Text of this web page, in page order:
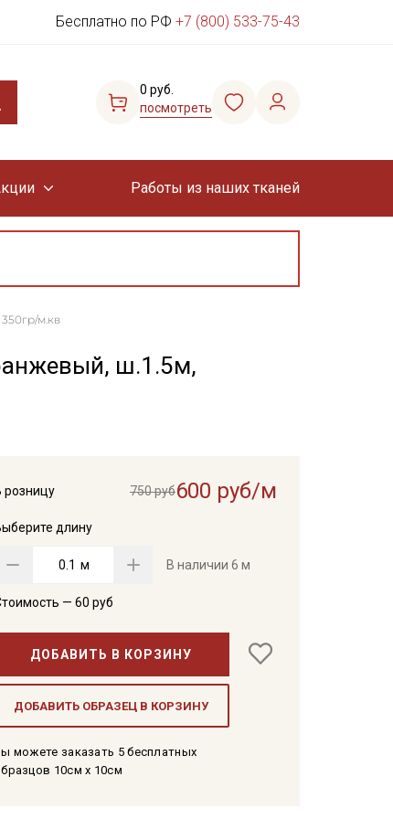
Бесплатно по РФ +7 (800) 533-75-43
0 руб.
посмотреть
Работы из наших тканей
м.кв
ш.1.5м,
розницу 750 руб600 руб/м
длину
м В наличии 6 м
— 60 руб
ДОБАВИТЬ В КОРЗИНУ
ДОБАВИТЬ ОБРАЗЕЦ В КОРЗИНУ
можете заказать 5 бесплатных
10см x 10см